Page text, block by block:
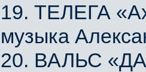
19. ТЕЛЕГА
музыка
20. ВАЛЬС «ДА